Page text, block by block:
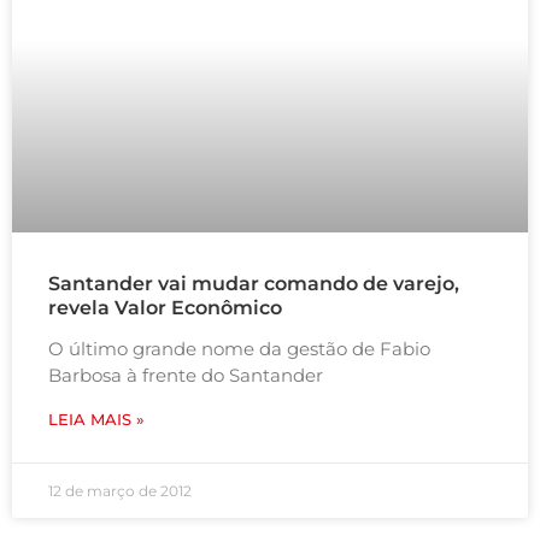
Santander vai mudar comando de varejo,
revela Valor Econômico
O último grande nome da gestão de Fabio
Barbosa à frente do Santander
LEIA MAIS »
12 de março de 2012